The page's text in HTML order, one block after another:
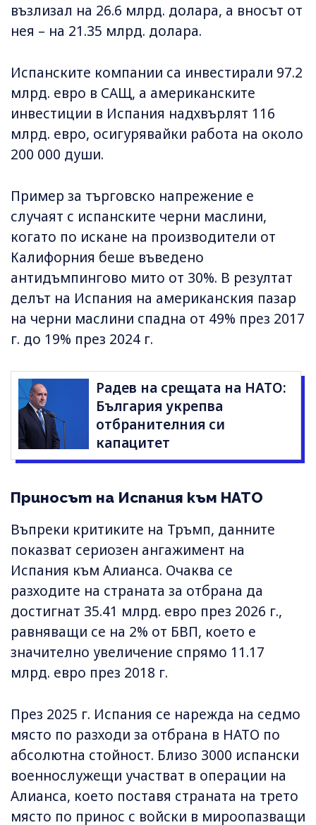
възлизал на 26.6 млрд. долара, а вносът от
нея – на 21.35 млрд. долара.
Испанските компании са инвестирали 97.2
млрд. евро в САЩ, а американските
инвестиции в Испания надхвърлят 116
млрд. евро, осигурявайки работа на около
200 000 души.
Пример за търговско напрежение е
случаят с испанските черни маслини,
когато по искане на производители от
Калифорния беше въведено
антидъмпингово мито от 30%. В резултат
делът на Испания на американския пазар
на черни маслини спадна от 49% през 2017
г. до 19% през 2024 г.
Радев на срещата на НАТО:
България укрепва
отбранителния си
капацитет
Приносът на Испания към НАТО
Въпреки критиките на Тръмп, данните
показват сериозен ангажимент на
Испания към Алианса. Очаква се
разходите на страната за отбрана да
достигнат 35.41 млрд. евро през 2026 г.,
равняващи се на 2% от БВП, което е
значително увеличение спрямо 11.17
млрд. евро през 2018 г.
През 2025 г. Испания се нарежда на седмо
място по разходи за отбрана в НАТО по
абсолютна стойност. Близо 3000 испански
военнослужещи участват в операции на
Алианса, което поставя страната на трето
място по принос с войски в мироопазващи